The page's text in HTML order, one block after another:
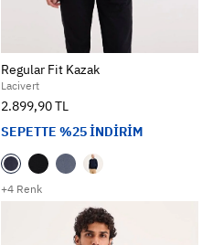
+4 Renk
Regular Fit Kazak
Lacivert
2.899,90 TL
SEPETTE %25 İNDİRİM